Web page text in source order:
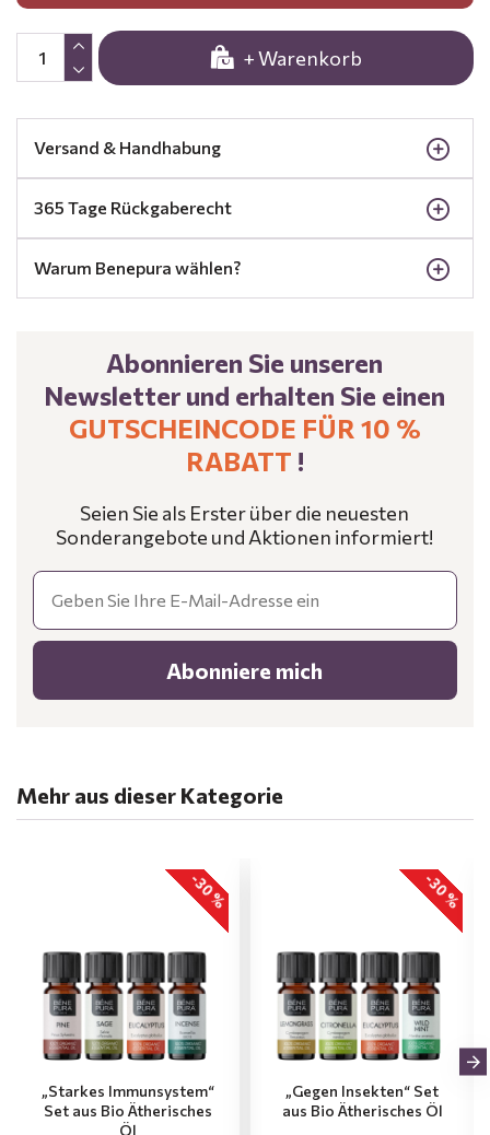
+ Warenkorb
Versand & Handhabung
365 Tage Rückgaberecht
Warum Benepura wählen?
Abonnieren Sie unseren
Newsletter und erhalten Sie einen
GUTSCHEINCODE FÜR 10 %
RABATT !
Seien Sie als Erster über die neuesten
Sonderangebote und Aktionen informiert!
Email
Abonniere mich
Mehr aus dieser Kategorie
-30 %
„Starkes Immunsystem“
Set aus Bio Ätherisches
Öl
-30 %
„Gegen Insekten“ Set
aus Bio Ätherisches Öl